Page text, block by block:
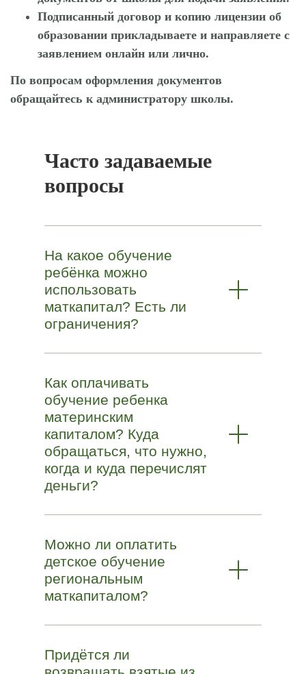
Подписанный договор и копию лицензии об
образовании прикладываете и направляете с
заявлением онлайн или лично.
По вопросам оформления документов
обращайтесь к администратору школы.
Часто задаваемые
вопросы
На какое обучение
ребёнка можно
использовать
маткапитал? Есть ли
ограничения?
Как оплачивать
обучение ребенка
материнским
капиталом? Куда
обращаться, что нужно,
когда и куда перечислят
деньги?
Можно ли оплатить
детское обучение
региональным
маткапиталом?
Придётся ли